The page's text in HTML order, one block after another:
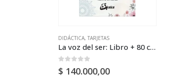
DIDÁCTICA, TARJETAS
La voz del ser: Libro + 80 cartas
0
$ 140.000,00